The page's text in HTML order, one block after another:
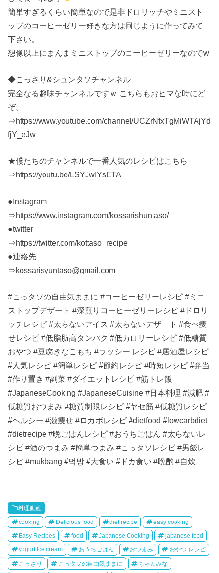
簡単すぎるくらい簡単なので是非ドロリッチやミニスト
ップのコーヒーゼリー好きな方は同じように作ってみて
下さい。
想像以上にまんまミニストップのコーヒーゼリーなのでw
◆こっさり&シュンタソチャンネル
完全なる趣味チャンネルですｗ こちらもおヒマな時にど
ぞ。
⇒https://www.youtube.com/channel/UCZrNfxTgMiWTAjYd
fjY_eJw
★僕たちのチャンネルで一番人気のレシピはこちら
⇒https://youtu.be/LSYJwIYsETA
●Instagram
⇒https://www.instagram.com/kossarishuntaso/
●twitter
⇒https://twitter.com/kottaso_recipe
●連絡先
⇒kossarisyuntaso@gmail.com
#こっタソの自由気ままに #コーヒーゼリーレシピ #ミニ
ストップデザート #深煎りコーヒーゼリーレシピ #ドロリ
ッチレシピ #太らないアイス #太らないデザート #食べ痩
せレシピ #低脂肪高タンパク #低カロリーレシピ #低糖質
おやつ #豆腐きなこもち #ラッシー レシピ #居酒屋レシピ
#人気レシピ #簡単レシピ #節約レシピ #時短レシピ #弁当
#作り置き #副菜 #ダイエットレシピ #筋トレ飯
#JapaneseCooking #JapaneseCuisine #日本料理 #減肥 #
低糖質おつまみ #糖質制限レシピ #ヤセ筋 #低糖質レシピ
#ヘルシー #激痩せ #ロカボレシピ #dietfood #lowcarbdiet
#dietrecipe #晩ごはんレシピ #おうちごはん #太らないレ
シピ #酒のつまみ #簡単つまみ #こっタソレシピ #男飯レ
シピ #mukbang #먹방 #大食い #ドカ食い #晩酌 #自炊
料理動画
cooking Delicious food diet recipe easy cooking
Easy Recipes food Japanese Cooking japanese food
yogurt ice cream おうちごはん おつまみ おやつ レシピ
こっさり こっタソの自由気ままに ちゃんみな